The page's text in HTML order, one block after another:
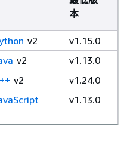
本
v2
v1.15.0
v2
v1.13.0
v2
v1.24.0
v1.13.0